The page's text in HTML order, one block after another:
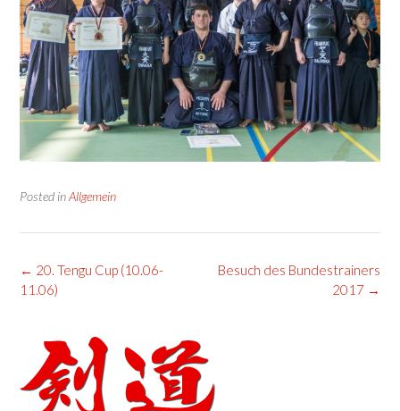
Posted inAllgemein
Post
navigation
Besuch des Bundestrainers
2017 →
← 20. Tengu Cup (10.06-
11.06)